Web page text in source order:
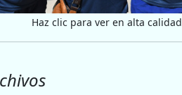
Haz clic para ver en alta calidad